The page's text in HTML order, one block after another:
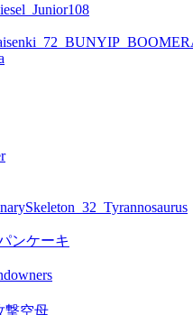
ンケーキ
撃空母